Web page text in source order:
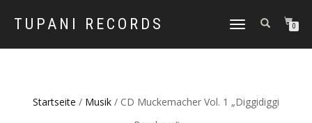
TUPANI RECORDS
NAVIGATION
0
Startseite / Musik / CD Muckemacher Vol. 1 „Diggidiggi